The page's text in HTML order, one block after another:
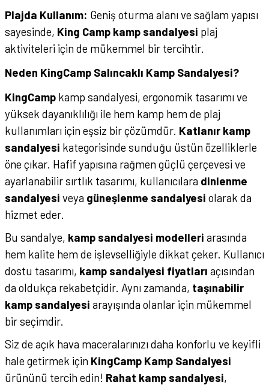
Plajda Kullanım: Geniş oturma alanı ve sağlam yapısı
sayesinde, King Camp kamp sandalyesi plaj
aktiviteleri için de mükemmel bir tercihtir.
Neden KingCamp Salıncaklı Kamp Sandalyesi?
KingCampkamp sandalyesi, ergonomik tasarımı ve
yüksek dayanıklılığı ile hem kamp hem de plaj
kullanımları için eşsiz bir çözümdür. Katlanır kamp
sandalyesi kategorisinde sunduğu üstün özelliklerle
öne çıkar. Hafif yapısına rağmen güçlü çerçevesi ve
ayarlanabilir sırtlık tasarımı, kullanıcılara dinlenme
sandalyesi veya güneşlenme sandalyesi olarak da
hizmet eder.
Bu sandalye, kamp sandalyesi modelleri arasında
hem kalite hem de işlevselliğiyle dikkat çeker. Kullanıcı
dostu tasarımı, kamp sandalyesi fiyatları açısından
da oldukça rekabetçidir. Aynı zamanda, taşınabilir
kamp sandalyesi arayışında olanlar için mükemmel
bir seçimdir.
Siz de açık hava maceralarınızı daha konforlu ve keyifli
hale getirmek için KingCamp Kamp Sandalyesi
ürününü tercih edin! Rahat kamp sandalyesi,